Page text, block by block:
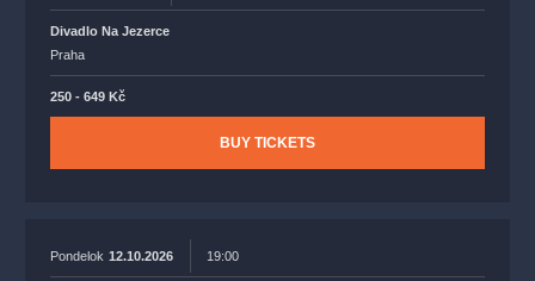
Divadlo Na Jezerce
Praha
250 - 649 Kč
BUY TICKETS
Pondelok 12.10.2026 19:00